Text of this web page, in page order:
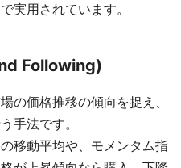
実用されています。
Following)
の価格推移の傾向を捉え、
手法です。
移動平均や、モメンタム指